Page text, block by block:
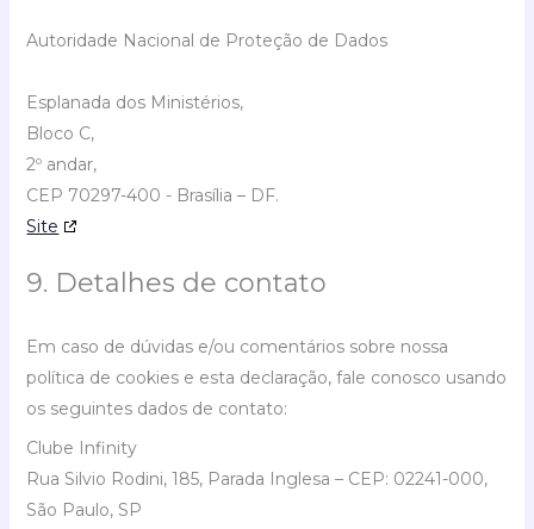
Autoridade Nacional de Proteção de Dados
Esplanada dos Ministérios,
Bloco C,
2º andar,
CEP 70297-400 - Brasília – DF.
Site
9. Detalhes de contato
Em caso de dúvidas e/ou comentários sobre nossa
política de cookies e esta declaração, fale conosco usando
os seguintes dados de contato:
Clube Infinity
Rua Silvio Rodini, 185, Parada Inglesa – CEP: 02241-000,
São Paulo, SP